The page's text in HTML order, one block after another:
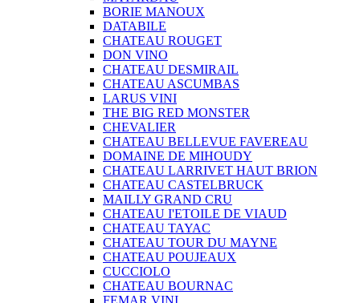
BORIE MANOUX
DATABILE
CHATEAU ROUGET
DON VINO
CHATEAU DESMIRAIL
CHATEAU ASCUMBAS
LARUS VINI
THE BIG RED MONSTER
CHEVALIER
CHATEAU BELLEVUE FAVEREAU
DOMAINE DE MIHOUDY
CHATEAU LARRIVET HAUT BRION
CHATEAU CASTELBRUCK
MAILLY GRAND CRU
CHATEAU I'ETOILE DE VIAUD
CHATEAU TAYAC
CHATEAU TOUR DU MAYNE
CHATEAU POUJEAUX
CUCCIOLO
CHATEAU BOURNAC
FEMAR VINI